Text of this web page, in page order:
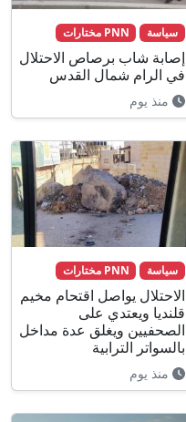
سياسة PNN مختارات
إصابة شاب برصاص الاحتلال
في الرام شمال القدس
منذ يوم
سياسة PNN مختارات
الاحتلال يواصل اقتحام مخيم
قلنديا ويعتدي على
الصحفيين ويغلق عدة مداخل
بالسواتر الترابية
منذ يوم